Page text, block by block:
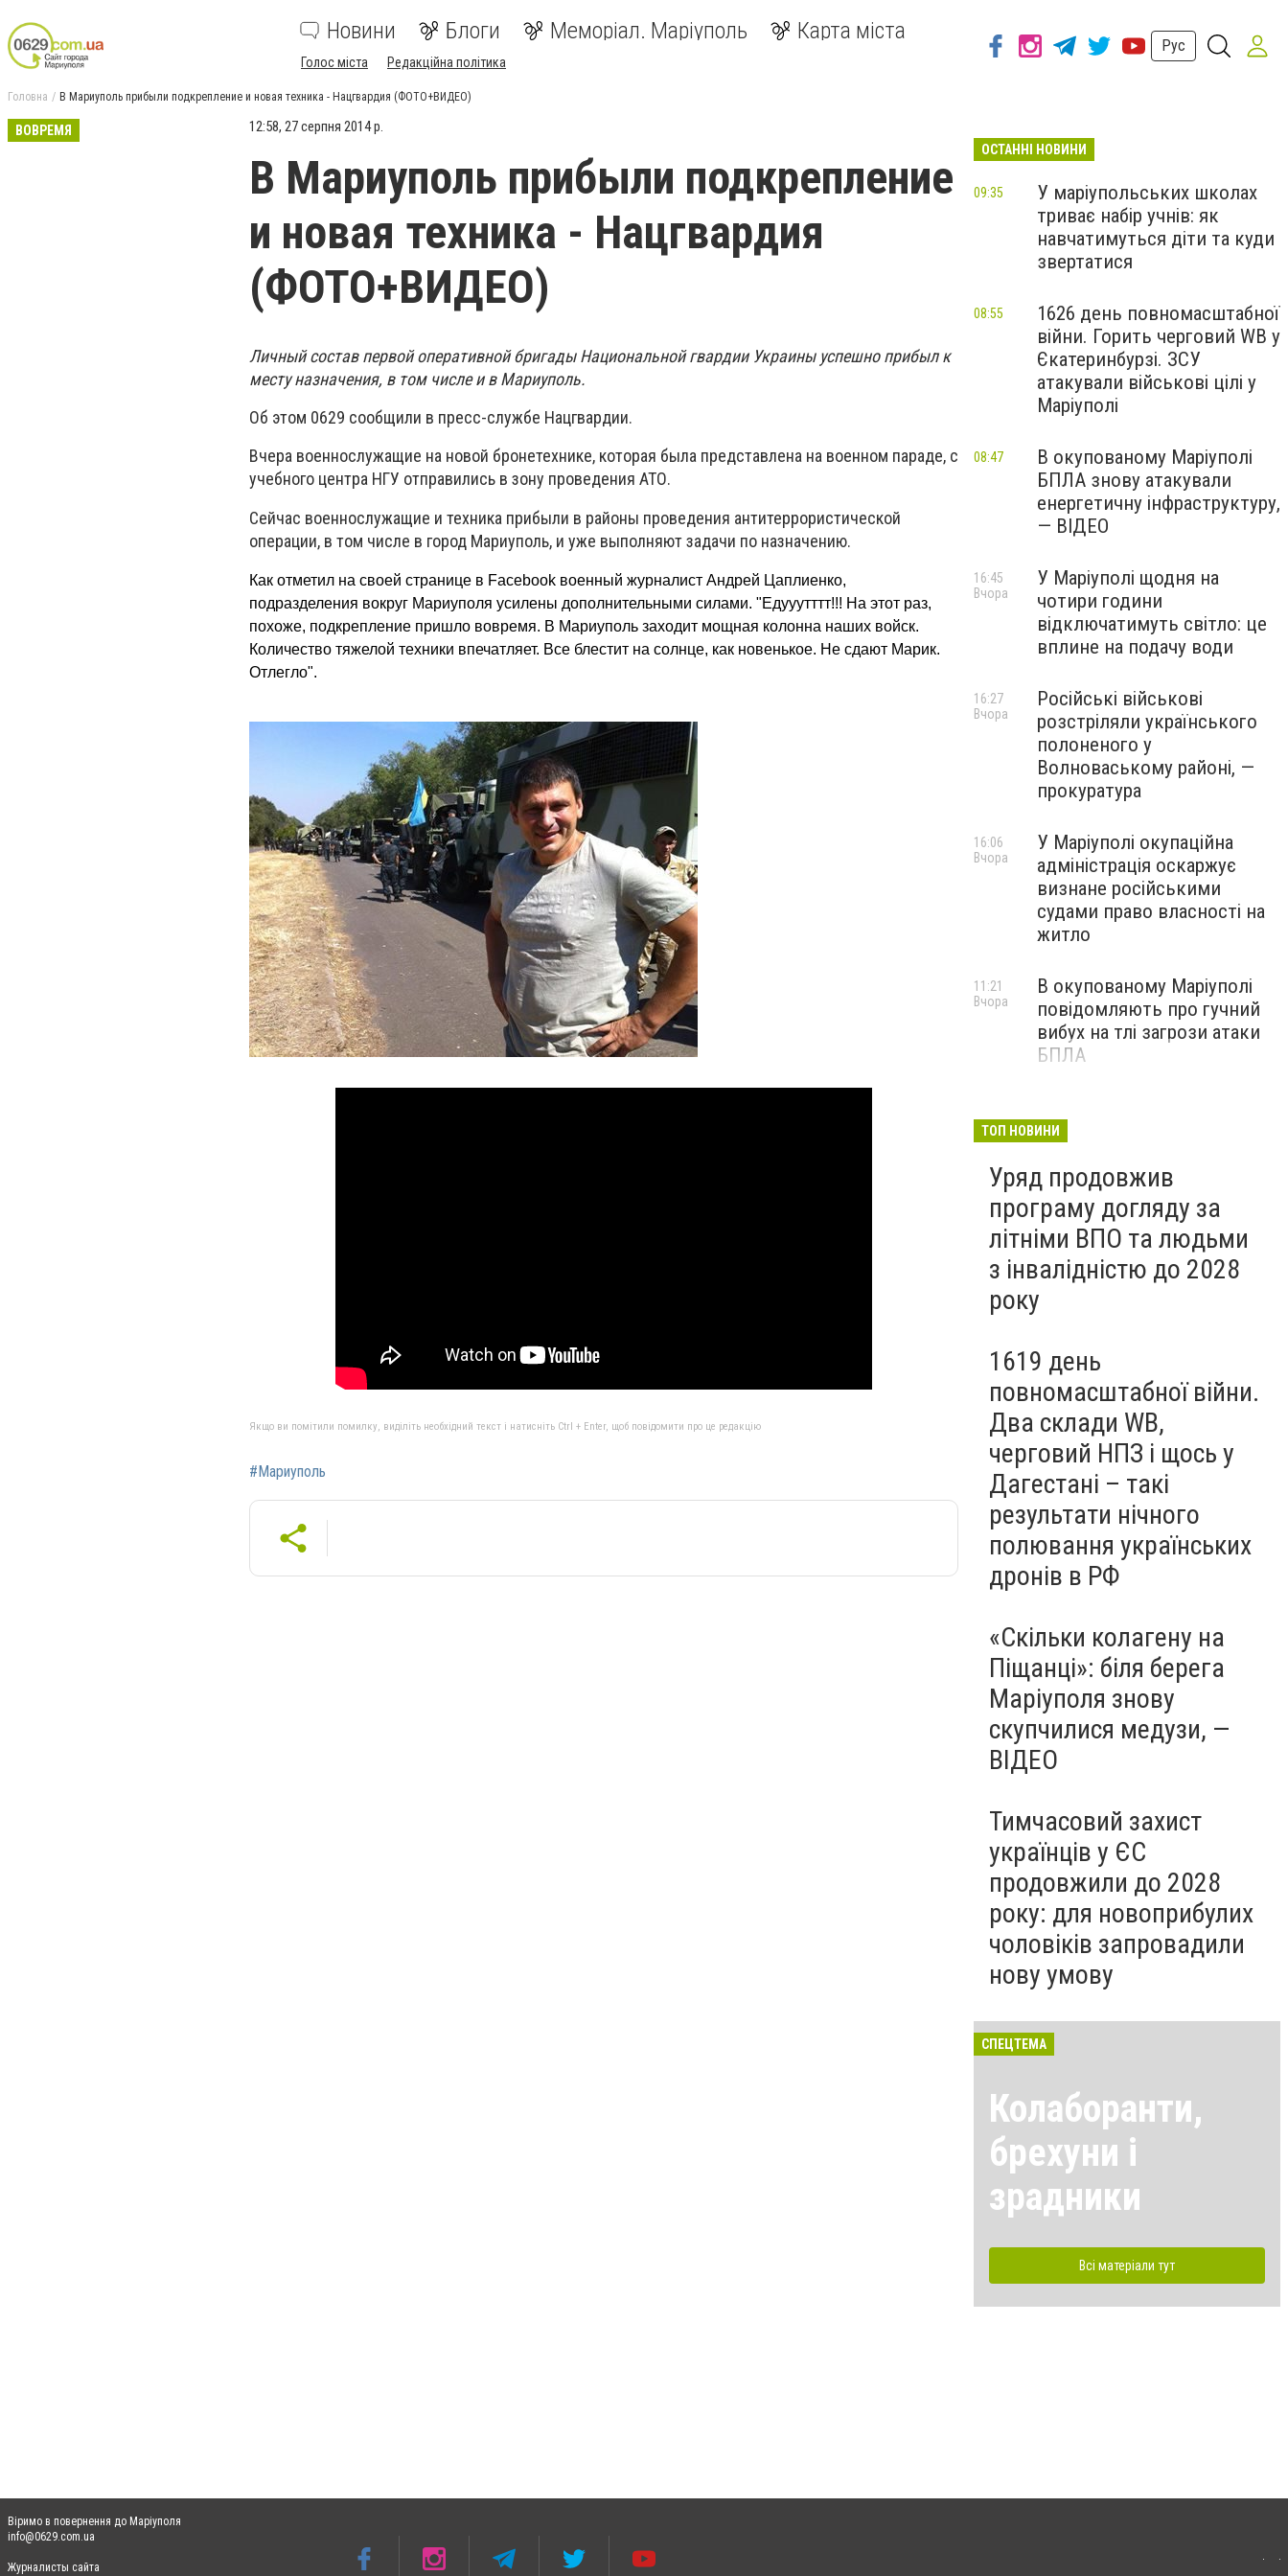
Новини Блоги Меморіал. Маріуполь Карта міста
Голос міста Редакційна політика
Рус
Головна В Мариуполь прибыли подкрепление и новая техника - Нацгвардия (ФОТО+ВИДЕО)
ВОВРЕМЯ 12:58, 27 серпня 2014 р.
В Мариуполь прибыли подкрепление
и новая техника - Нацгвардия
(ФОТО+ВИДЕО)
Личный состав первой оперативной бригады Национальной гвардии Украины успешно прибыл к
месту назначения, в том числе и в Мариуполь.
Об этом 0629 сообщили в пресс-службе Нацгвардии.
Вчера военнослужащие на новой бронетехнике, которая была представлена ​​на военном параде, с
учебного центра НГУ отправились в зону проведения АТО.
Сейчас военнослужащие и техника прибыли в районы проведения антитеррористической
операции, в том числе в город Мариуполь, и уже выполняют задачи по назначению.
Как отметил на своей странице в Facebook военный журналист Андрей Цаплиенко,
подразделения вокруг Мариуполя усилены дополнительными силами. "Едууутттт!!! На этот раз,
похоже, подкрепление пришло вовремя. В Мариуполь заходит мощная колонна наших войск.
Количество тяжелой техники впечатляет. Все блестит на солнце, как новенькое. Не сдают Марик.
Отлегло".
Якщо ви помітили помилку, виділіть необхідний текст і натисніть Ctrl + Enter, щоб повідомити про це редакцію
#Мариуполь
ОСТАННІ НОВИНИ
У маріупольських школах
триває набір учнів: як
навчатимуться діти та куди
звертатися
09:35
1626 день повномасштабної
війни. Горить черговий WB у
Єкатеринбурзі. ЗСУ
атакували військові цілі у
Маріуполі
08:55
В окупованому Маріуполі
БПЛА знову атакували
енергетичну інфраструктуру,
— ВІДЕО
08:47
У Маріуполі щодня на
чотири години
відключатимуть світло: це
вплине на подачу води
16:45
Вчора
Російські військові
розстріляли українського
полоненого у
Волноваському районі, —
прокуратура
16:27
Вчора
У Маріуполі окупаційна
адміністрація оскаржує
визнане російськими
судами право власності на
житло
16:06
Вчора
В окупованому Маріуполі
повідомляють про гучний
вибух на тлі загрози атаки
БПЛА
11:21
Вчора
захмарні ціни у магазинах:
нову водну кризу, - ФОТО
Вчора
ТОП НОВИНИ
Уряд продовжив
програму догляду за
літніми ВПО та людьми
з інвалідністю до 2028
року
1619 день
повномасштабної війни.
Два склади WB,
черговий НПЗ і щось у
Дагестані – такі
результати нічного
полювання українських
дронів в РФ
«Скільки колагену на
Піщанці»: біля берега
Маріуполя знову
скупчилися медузи, —
ВІДЕО
Тимчасовий захист
українців у ЄС
продовжили до 2028
року: для новоприбулих
чоловіків запровадили
нову умову
СПЕЦТЕМА
Колаборанти,
брехуни і
зрадники
Всі матеріали тут
Віримо в повернення до Маріуполя
info@0629.com.ua
Журналисты сайта